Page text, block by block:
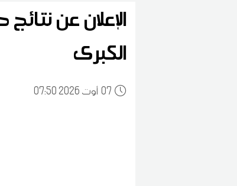
الإعلان عن
الكبرى
0707:50 2026 أوت